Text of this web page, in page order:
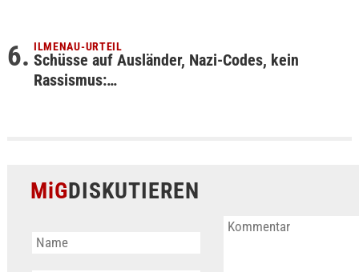
ILMENAU-URTEIL
Schüsse auf Ausländer, Nazi-Codes, kein
Rassismus:…
MiGDISKUTIEREN